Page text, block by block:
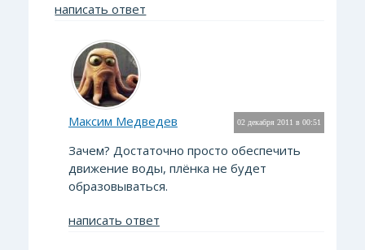
написать ответ
02 декабря 2011 в 00:51
Максим Медведев
Зачем? Достаточно просто обеспечить
движение воды, плёнка не будет
образовываться.
написать ответ